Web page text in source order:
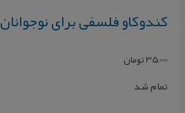
کندوکاو فلسفی برای نوجوانان
35,000تومان
تمام شد